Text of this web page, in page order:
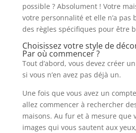
possible ? Absolument ! Votre
votre personnalité et elle n’a pas
des règles spécifiques pour être
Choisissez votre style de
Par où commencer ?
Tout d’abord, vous devez créer
si vous n’en avez pas déjà un.
Une fois que vous avez un
allez commencer à rechercher
maisons. Au fur et à mesure que
images qui vous sautent aux